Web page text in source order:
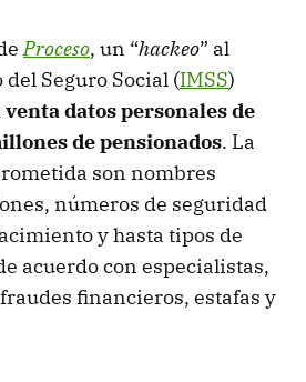
Proceso, un “hackeo” al
Seguro Social (IMSS)
datos personales de
de pensionados. La
son nombres
números de seguridad
y hasta tipos de
acuerdo con especialistas,
financieros, estafas y